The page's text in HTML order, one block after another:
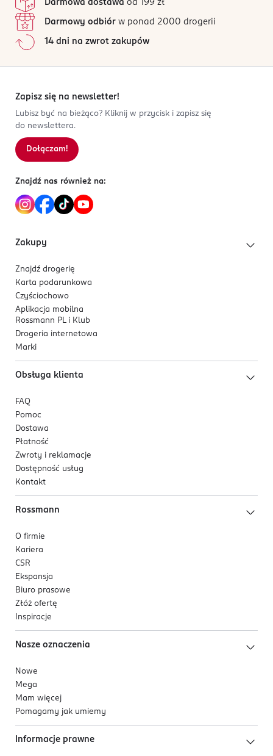
Nuta bazy:
oczy. Łatwopalna ciecz.
PRODUCENT/PODMIOT ODPOWIEDZIALNY
Shiseido EMEA
shiseido@customercare.com.my
186762100
Kod EAN
Darmowa dostawa od 199 zł
Darmowy odbiór w ponad 2000 drogerii
14 dni na zwrot zakupów
Zapisz się na newsletter!
Lubisz być na bieżąco? Kliknij w przycisk i zapisz się
do newslettera.
Dołączam!
Znajdź nas również na:
Zakupy
Znajdź drogerię
Karta podarunkowa
Czyściochowo
Aplikacja mobilna
Rossmann PL i Klub
Drogeria internetowa
Marki
Obsługa klienta
FAQ
Pomoc
Dostawa
Płatność
Zwroty i reklamacje
Dostępność usług
Kontakt
Rossmann
O firmie
Kariera
CSR
Ekspansja
Biuro prasowe
Złóż ofertę
Inspiracje
Nasze oznaczenia
Nowe
Mega
Mam więcej
Pomagamy jak umiemy
Informacje prawne